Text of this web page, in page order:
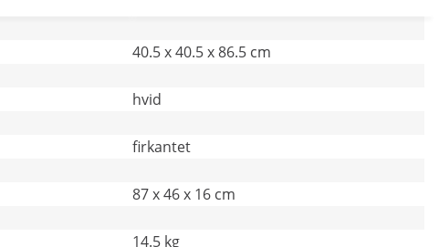
40.5 x 40.5 x 86.5 cm
hvid
firkantet
87 x 46 x 16 cm
14.5 kg